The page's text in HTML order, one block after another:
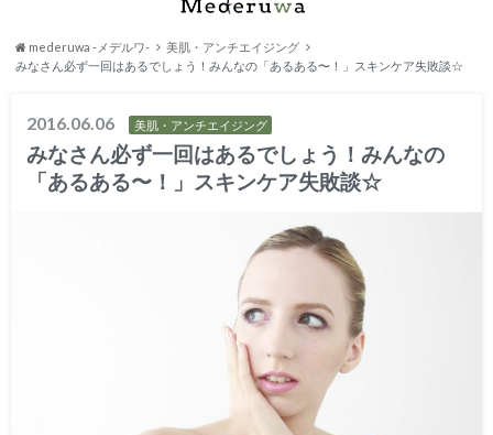
mederuwa -メデルワ-
美肌・アンチエイジング
みなさん必ず一回はあるでしょう！みんなの「あるある〜！」スキンケア失敗談☆
2016.06.06 美肌・アンチエイジング
みなさん必ず一回はあるでしょう！みんなの
「あるある〜！」スキンケア失敗談☆